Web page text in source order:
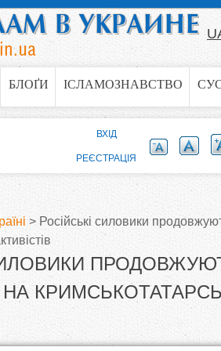
to navigation
БЛОҐИ ІСЛАМОЗНАВСТВО
> Російські силовики
ВХІД
РЕЄСТРАЦІЯ